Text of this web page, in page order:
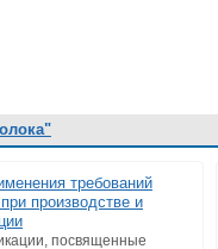
требований
производстве и
посвященные